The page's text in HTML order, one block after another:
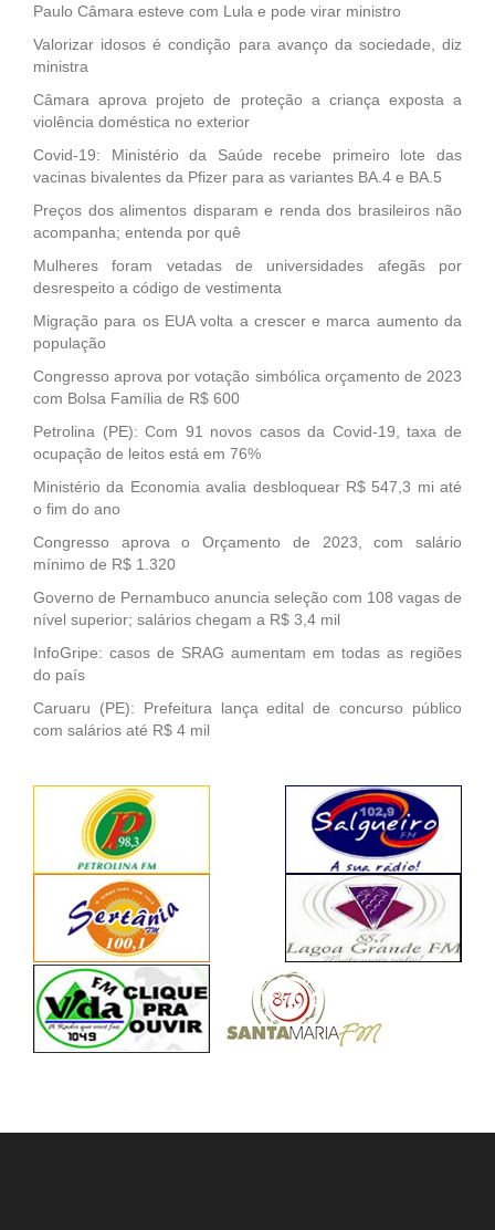
Paulo Câmara esteve com Lula e pode virar ministro
Valorizar idosos é condição para avanço da sociedade, diz
ministra
Câmara aprova projeto de proteção a criança exposta a
violência doméstica no exterior
Covid-19: Ministério da Saúde recebe primeiro lote das
vacinas bivalentes da Pfizer para as variantes BA.4 e BA.5
Preços dos alimentos disparam e renda dos brasileiros não
acompanha; entenda por quê
Mulheres foram vetadas de universidades afegãs por
desrespeito a código de vestimenta
Migração para os EUA volta a crescer e marca aumento da
população
Congresso aprova por votação simbólica orçamento de 2023
com Bolsa Família de R$ 600
Petrolina (PE): Com 91 novos casos da Covid-19, taxa de
ocupação de leitos está em 76%
Ministério da Economia avalia desbloquear R$ 547,3 mi até
o fim do ano
Congresso aprova o Orçamento de 2023, com salário
mínimo de R$ 1.320
Governo de Pernambuco anuncia seleção com 108 vagas de
nível superior; salários chegam a R$ 3,4 mil
InfoGripe: casos de SRAG aumentam em todas as regiões
do país
Caruaru (PE): Prefeitura lança edital de concurso público
com salários até R$ 4 mil